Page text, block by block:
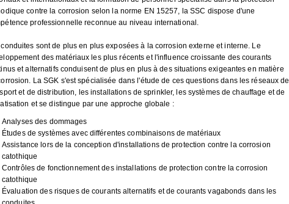
contre la corrosion selon la norme EN 15257, la SSC dispose d'une
professionnelle reconnue au niveau international.
conduites sont de plus en plus exposées à la corrosion externe et interne. Le
des matériaux les plus récents et l'influence croissante des courants
et alternatifs conduisent de plus en plus à des situations exigeantes en matière
La SGK s'est spécialisée dans l'étude de ces questions dans les réseaux de
et de distribution, les installations de sprinkler, les systèmes de chauffage et de
et se distingue par une approche globale :
Analyses des dommages
Études de systèmes avec différentes combinaisons de matériaux
Assistance lors de la conception d'installations de protection contre la corrosion
catothique
Contrôles de fonctionnement des installations de protection contre la corrosion
catothique
Évaluation des risques de courants alternatifs et de courants vagabonds dans les